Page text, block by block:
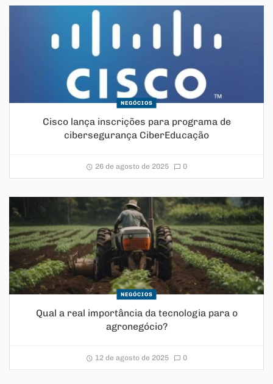
NEGÓCIOS
Cisco lança inscrições para programa de
cibersegurança CiberEducação
26 de agosto de 2025 0
NEGÓCIOS
Qual a real importância da tecnologia para o
agronegócio?
12 de agosto de 2025 0